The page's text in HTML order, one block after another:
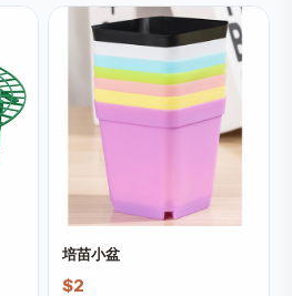
培苗小盆
$2